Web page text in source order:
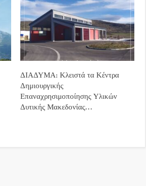
ΔΙΑΔΥΜΑ: Κλειστά τα Κέντρα
Δημιουργικής
Επαναχρησιμοποίησης Υλικών
Δυτικής Μακεδονίας…